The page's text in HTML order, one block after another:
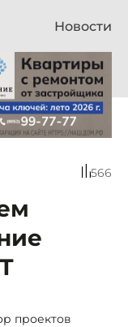
Новости
566
проектов